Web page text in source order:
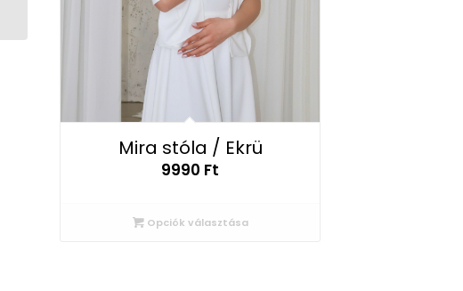
Mira stóla / Ekrü
9990 Ft
Opciók választása